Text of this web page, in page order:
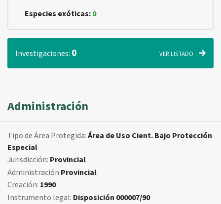
Especies exóticas:0
Investigaciones: 0 VER LISTADO
Administración
Tipo de Área Protegida:Área de Uso Cient. Bajo Protección
Especial
Jurisdicción: Provincial
Administración Provincial
Creación: 1990
Instrumento legal: Disposición 000007/90